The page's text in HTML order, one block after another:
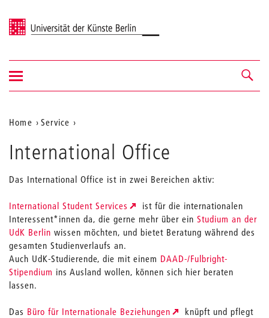
Universität der Künste Berlin
Navigation &
Suche
Navigation
ein-/ausblenden
Aktuelle
Position
auf
der
Webseite
Home Service
International Office
Das International Office ist in zwei Bereichen aktiv:
International Student Services
ist für die internationalen
Interessent*innen da, die gerne mehr über ein Studium an der
UdK Berlin wissen möchten, und bietet Beratung während des
gesamten Studienverlaufs an.
Auch UdK-Studierende, die mit einem DAAD-/Fulbright-
Stipendium ins Ausland wollen, können sich hier beraten
lassen.
Das Büro für Internationale Beziehungen
knüpft und pflegt